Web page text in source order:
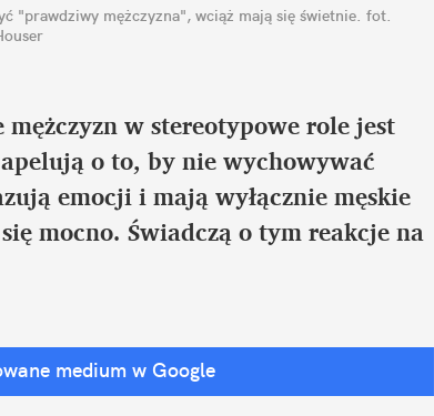
"prawdziwy mężczyzna", wciąż mają się świetnie. fot.
w stereotypowe role jest
o to, by nie wychowywać
emocji i mają wyłącznie męskie
mocno. Świadczą o tym reakcje na
medium w Google